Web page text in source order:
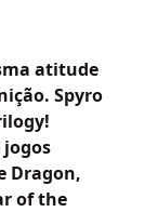
atitude
Spyro
Dragon,
of the